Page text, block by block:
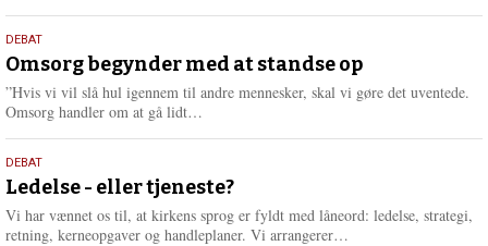
e
r
e
9.
juli
2026
DEBAT
Omsorg begynder med at standse op
”Hvis vi vil slå hul igennem til andre mennesker, skal vi gøre det uventede.
Omsorg handler om at gå lidt…
e
r
e
10.
juni
2026
DEBAT
Ledelse - eller tjeneste?
Vi har vænnet os til, at kirkens sprog er fyldt med låneord: ledelse, strategi,
retning, kerneopgaver og handleplaner. Vi arrangerer…